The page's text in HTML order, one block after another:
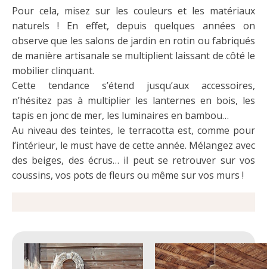
Pour cela, misez sur les couleurs et les matériaux
naturels ! En effet, depuis quelques années on
observe que les salons de jardin en rotin ou fabriqués
de manière artisanale se multiplient laissant de côté le
mobilier clinquant.
Cette tendance s’étend jusqu’aux accessoires,
n’hésitez pas à multiplier les lanternes en bois, les
tapis en jonc de mer, les luminaires en bambou…
Au niveau des teintes, le terracotta est, comme pour
l’intérieur, le must have de cette année. Mélangez avec
des beiges, des écrus… il peut se retrouver sur vos
coussins, vos pots de fleurs ou même sur vos murs !